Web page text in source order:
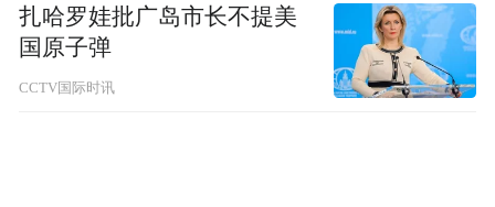
扎哈罗娃批广岛市长不提美
国原子弹
CCTV国际时讯